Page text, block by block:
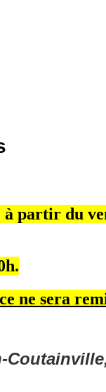
partir du
ne sera